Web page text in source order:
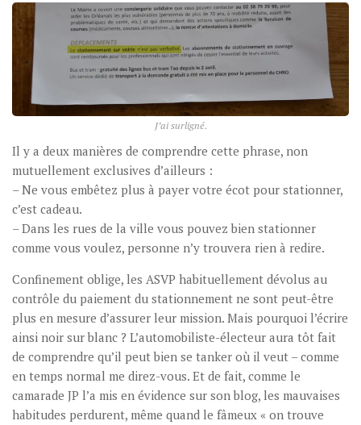
J’ai surligné.
Il y a deux manières de comprendre cette phrase, non
mutuellement exclusives d’ailleurs :
– Ne vous embêtez plus à payer votre écot pour stationner,
c’est cadeau.
– Dans les rues de la ville vous pouvez bien stationner
comme vous voulez, personne n’y trouvera rien à redire.
Confinement oblige, les ASVP habituellement dévolus au
contrôle du paiement du stationnement ne sont peut-être
plus en mesure d’assurer leur mission. Mais pourquoi l’écrire
ainsi noir sur blanc ? L’automobiliste-électeur aura tôt fait
de comprendre qu’il peut bien se tanker où il veut – comme
en temps normal me direz-vous. Et de fait, comme le
camarade JP l’a mis en évidence sur son blog, les mauvaises
habitudes perdurent, même quand le fâmeux « on trouve